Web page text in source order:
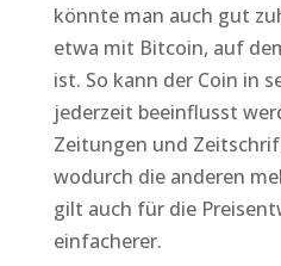
könnte man auch gut
etwa mit Bitcoin, auf
ist. So kann der Coin in
jederzeit beeinflusst
Zeitungen und
wodurch die anderen
gilt auch für die
einfacherer.